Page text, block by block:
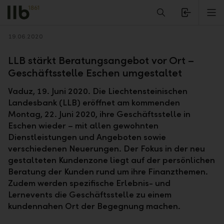
Alerts.Headline
Zurück
19.06.2020
LLB stärkt Beratungsangebot vor Ort –
Geschäftsstelle Eschen umgestaltet
Vaduz, 19. Juni 2020. Die Liechtensteinischen
Landesbank (LLB) eröffnet am kommenden
Montag, 22. Juni 2020, ihre Geschäftsstelle in
Eschen wieder – mit allen gewohnten
Dienstleistungen und Angeboten sowie
verschiedenen Neuerungen. Der Fokus in der neu
gestalteten Kundenzone liegt auf der persönlichen
Beratung der Kunden rund um ihre Finanzthemen.
Zudem werden spezifische Erlebnis- und
Lernevents die Geschäftsstelle zu einem
kundennahen Ort der Begegnung machen.